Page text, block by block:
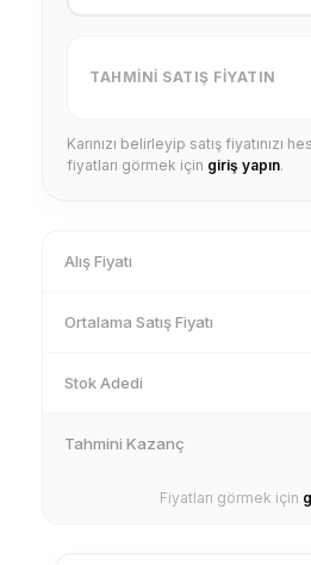
TAHMINI SATIŞ FIYATIN
Karınızı belirleyip satış fiyatınızı
fiyatları görmek için giriş yapın.
Alış Fiyatı
Ortalama Satış Fiyatı
Stok Adedi
Tahmini Kazanç
Fiyatları görmek için